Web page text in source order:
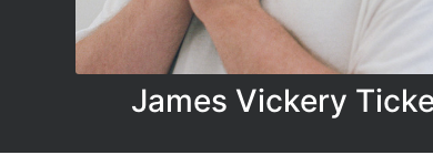
James Vickery